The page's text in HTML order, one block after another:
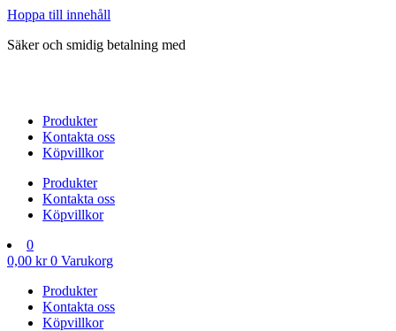
Hoppa till innehåll
Säker och smidig betalning med
Produkter
Kontakta oss
Köpvillkor
Produkter
Kontakta oss
Köpvillkor
0
0,00 kr 0 Varukorg
Produkter
Kontakta oss
Köpvillkor